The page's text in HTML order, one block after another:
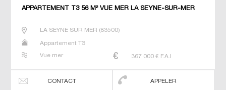
APPARTEMENT T3 56 M² VUE MER LA SEYNE-SUR-MER
LA SEYNE SUR MER (83500)
Appartement T3
Vue mer 367 000 € F.A.I
CONTACT APPELER